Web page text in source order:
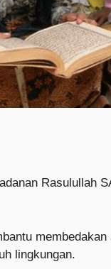
Rasulullah
lingkungan.